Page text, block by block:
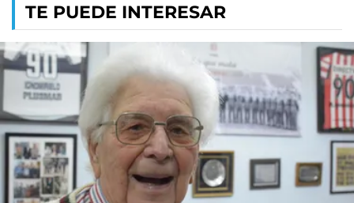
TE PUEDE INTERESAR